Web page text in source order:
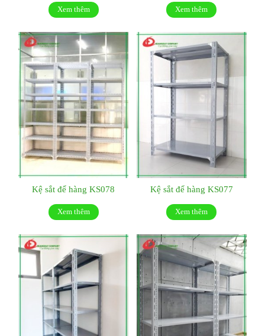
Xem thêm Xem thêm
Kệ sắt để hàng KS078
Xem thêm
Kệ sắt để hàng KS077
Xem thêm